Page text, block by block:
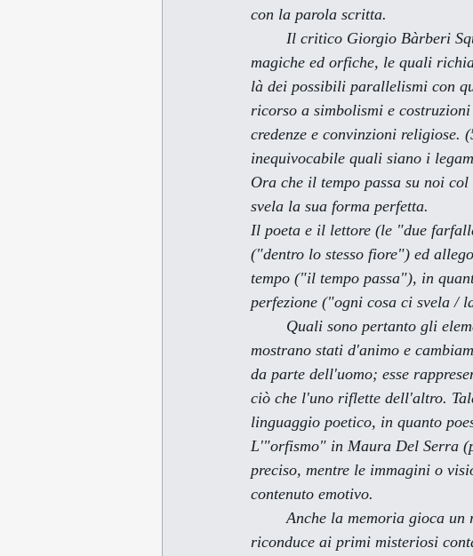
con la parola scritta.
magiche ed orfiche, le quali
là dei possibili parallelismi con
ricorso a simbolismi e
credenze e convinzioni religiose.
inequivocabile quali siano i
Ora che il tempo passa su noi
svela la sua forma perfetta.
Il poeta e il lettore (le "due
("dentro lo stesso fiore") ed
tempo ("il tempo passa"), in
perfezione ("ogni cosa ci svela /
mostrano stati d'animo e
da parte dell'uomo; esse
ciò che l'uno riflette dell'altro.
linguaggio poetico, in quanto
L'"orfismo" in Maura Del Serra
preciso, mentre le immagini o
contenuto emotivo.
        Anche la memoria gioca un ruolo fondamentale nella poesia di Maura Del Serra, poiché
riconduce ai primi misteriosi